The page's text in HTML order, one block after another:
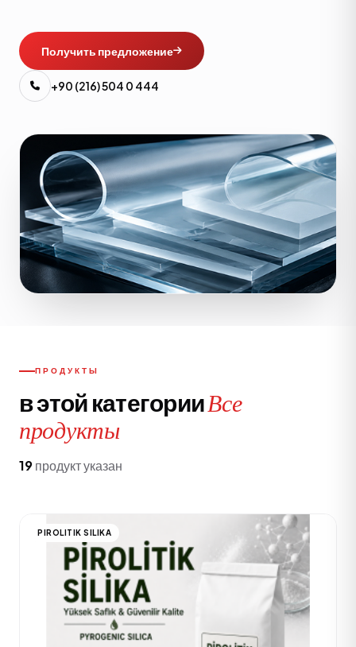
Получить предложение
+90 (216) 504 0 444
ПРОДУКТЫ
в этой категорииВсе
продукты
19продукт указан
PIROLITIK SILIKA